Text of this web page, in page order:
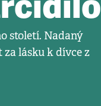
století. Nadaný
lásku k dívce z